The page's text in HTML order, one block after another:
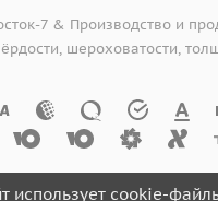
7 & Производство и
шероховатости,
использует cookie-